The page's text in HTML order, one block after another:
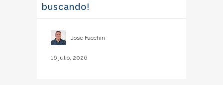
buscando!
José Facchin
16 julio, 2026